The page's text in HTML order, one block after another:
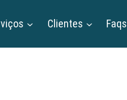
Clientes Faqs